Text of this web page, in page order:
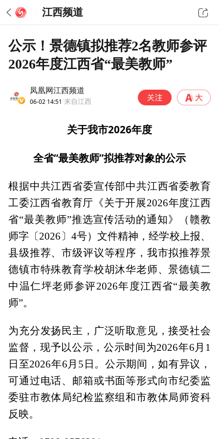
江西频道
公示！景德镇拟推荐2名教师参评
2026年度江西省“最美教师”
凤凰网江西频道
06-02 14:51 来自江西
关于我市2026年度
全省“最美教师”拟推荐对象的公示
根据中共江西省委宣传部中共江西省委教育
工委江西省教育厅《关于开展2026年度江西
省“最美教师”推选宣传活动的通知》（赣教
师字〔2026〕4号）文件精神，经学校上报、
县级推荐、市级评议等程序，我市拟推荐景
德镇市特殊教育学校胡沐华老师、景德镇二
中温仁坪老师参评2026年度江西省“最美教
师”。
为充分发扬民主，广泛听取意见，接受社会
监督，现予以公示，公示时间为2026年6月1
日至2026年6月5日。公示期间，如有异议，
可通过电话、邮箱或书面等形式向市纪委监
委驻市教体局纪检监察组和市教体局师资科
反映。